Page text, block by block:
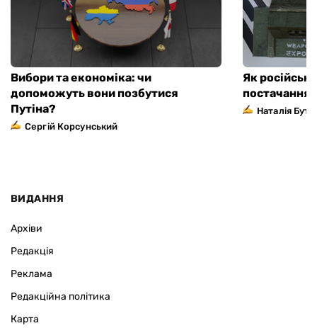
Вибори та економіка: чи
допоможуть вони позбутися
Путіна?
Сергій Корсунський
Як
постачання
Наталія
ВИДАННЯ
Архіви
Редакція
Реклама
Редакційна політика
Карта